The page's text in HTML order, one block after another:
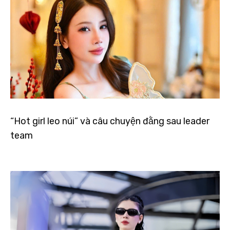
“Hot girl leo núi” và câu chuyện đằng sau leader
team